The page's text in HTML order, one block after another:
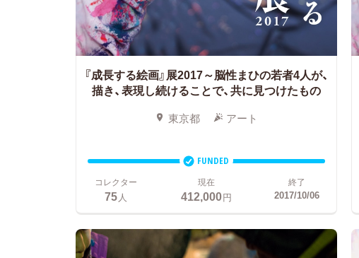
『成長する絵画』展2017～脳性まひの若者4人が、
描き、表現し続けることで、共に見つけたもの
東京都 アート
FUNDED
コレクター
75 人
現在
412,000円
終了
2017/10/06